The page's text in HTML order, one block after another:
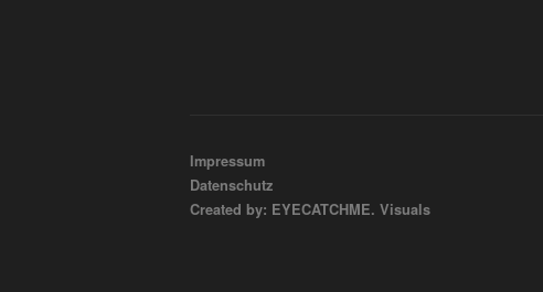
Impressum
Datenschutz
Created by: EYECATCHME. Visuals